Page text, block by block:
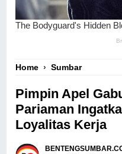
Home ›Sumbar
Pimpin Apel
Pariaman
Loyalitas Kerja